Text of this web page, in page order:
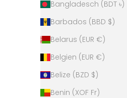
Bangladesch (BDT ৳)
Barbados (BBD $)
Belarus (EUR €)
Belgien (EUR €)
Belize (BZD $)
Benin (XOF Fr)